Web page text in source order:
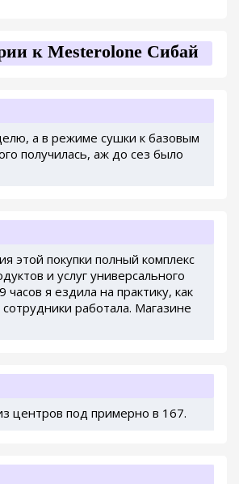
к Mesterolone Сибай
а в режиме сушки к базовым
получилась, аж до сез было
этой покупки полный комплекс
и услуг универсального
часов я ездила на практику, как
работала. Магазине
центров под примерно в 167.